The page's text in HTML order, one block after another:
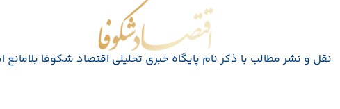
نقل و نشر مطالب با ذکر نام پايگاه خبری تحليلی اقتصاد شکوفا